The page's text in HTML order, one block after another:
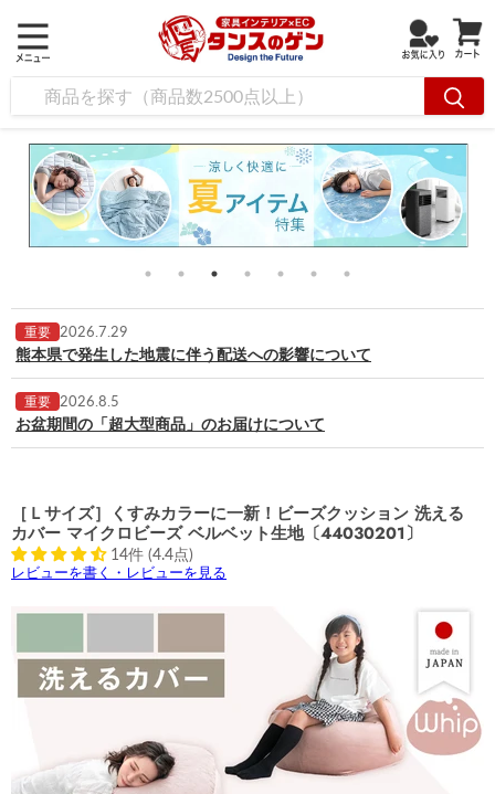
重要 2026.7.29
熊本県で発生した地震に伴う配送への影響について
重要 2026.8.5
お盆期間の「超大型商品」のお届けについて
［Ｌサイズ］くすみカラーに一新！ビーズクッション 洗える
カバー マイクロビーズ ベルベット生地〔44030201〕
14件 (4.4点)
レビューを書く・レビューを見る